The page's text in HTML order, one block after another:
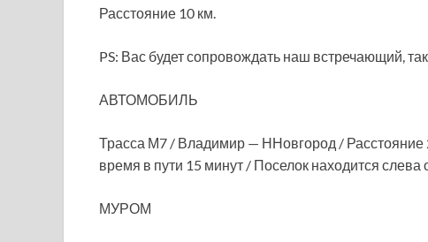
Расстояние 10 км.
PS: Вас будет сопровождать наш встречающий, так
АВТОМОБИЛЬ
Трасса М7 / Владимир — ННовгород / Расстояние
время в пути 15 минут / Поселок находится слева
МУРОМ